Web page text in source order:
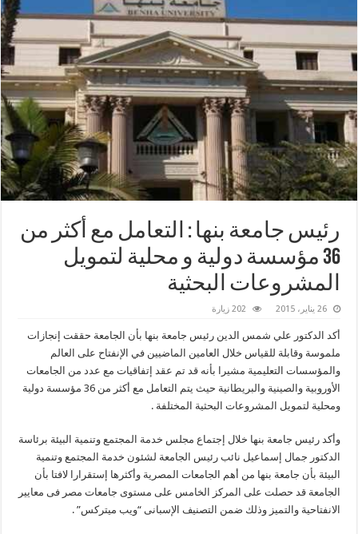
رئيس جامعة بنها : التعامل مع أكثر من
36 مؤسسة دولية و محلية لتمويل
المشروعات البحثية
26 يناير، 2015 202 زيارة
أكد الدكتور علي شمس الدين رئيس جامعة بنها بأن الجامعة حققت إنجازات
ملموسة وقابلة للقياس خلال العامين الماضيين في الإنفتاح على العالم
والمؤسسات التعليمية مشيرا بأنه قد تم عقد إتفاقيات مع عدد من الجامعات
الأوروبية والصينية والبريطانية حيث يتم التعامل مع أكثر من 36 مؤسسة دولية
ومحلية لتمويل المشروعات البحثية المختلفة .
وأكد رئيس جامعة بنها خلال إجتماع مجلس خدمة المجتمع وتنمية البيئة برئاسة
الدكتور جمال إسماعيل نائب رئيس الجامعة لشئون خدمة المجتمع وتنمية
البيئة بأن جامعة بنها من أهم الجامعات المصرية وأكثرها إستقرارا لافتا بأن
الجامعة قد حصلت على المركز الخامس على مستوى جامعات مصر فى معايير
الانفتاحية والتميز وذلك ضمن التصنيف الإسبانى “ويب ميتركس” .